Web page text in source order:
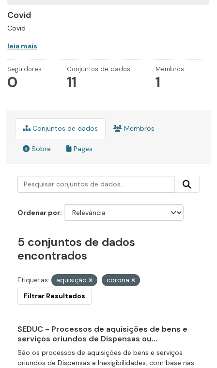
Covid
Covid
leia mais
Seguidores
0
Conjuntos de dados
11
Membros
1
Conjuntos de dados Membros
Sobre Pages
Ordenar por
5 conjuntos de dados
encontrados
Etiquetas: aquisição
corona
Filtrar Resultados
SEDUC - Processos de aquisições de bens e
serviços oriundos de Dispensas ou...
São os processos de aquisições de bens e serviços
oriundos de Dispensas e Inexigibilidades, com base nas